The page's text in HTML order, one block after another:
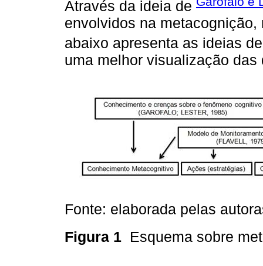
Através da ideia de
envolvidos na
abaixo apresenta as ideias
uma melhor visualização
Fonte: elaborada pelas
Figura 1 Esquema sobre